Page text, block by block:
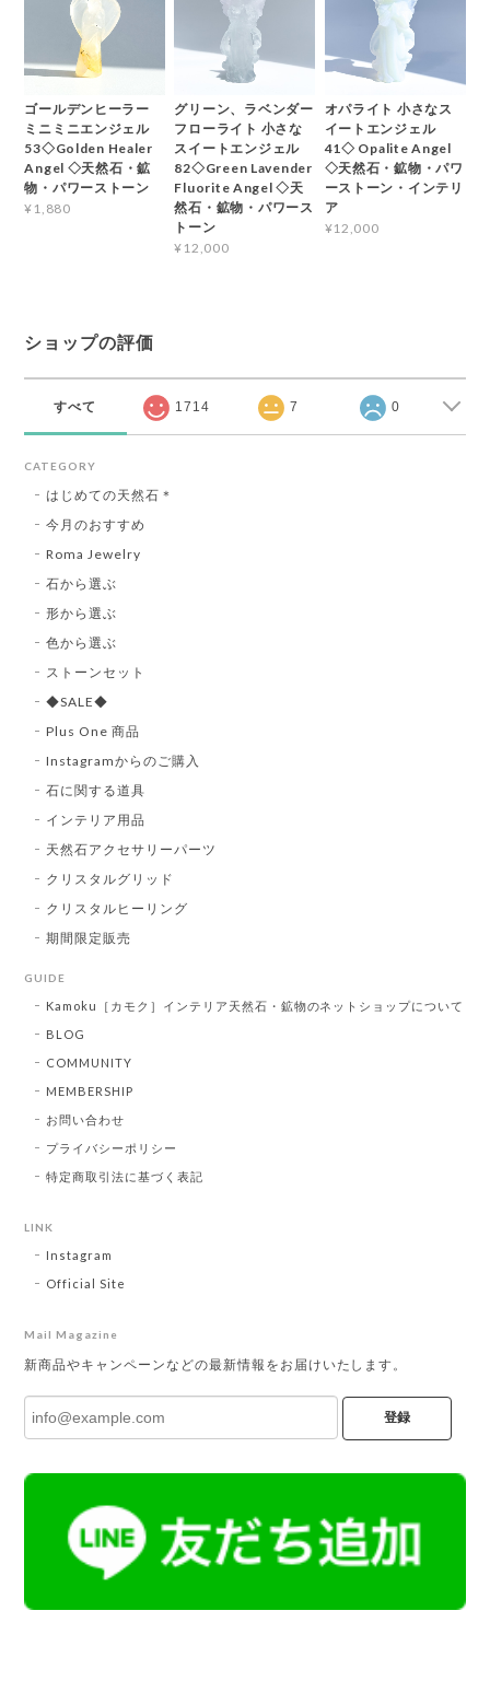
ゴールデンヒーラー
ミニミニエンジェル
53◇Golden Healer
Angel ◇天然石・鉱
物・パワーストーン
¥1,880
グリーン、ラベンダー
フローライト 小さな
スイートエンジェル
82◇Green Lavender
Fluorite Angel ◇天
然石・鉱物・パワース
トーン
¥12,000
オパライト 小さなス
イートエンジェル
41◇ Opalite Angel
◇天然石・鉱物・パワ
ーストーン・インテリ
ア
¥12,000
ショップの評価
すべて 1714 7 0
CATEGORY
はじめての天然石＊
今月のおすすめ
Roma Jewelry
石から選ぶ
形から選ぶ
色から選ぶ
ストーンセット
◆SALE◆
Plus One 商品
Instagramからのご購入
石に関する道具
インテリア用品
天然石アクセサリーパーツ
クリスタルグリッド
クリスタルヒーリング
期間限定販売
GUIDE
Kamoku［カモク］インテリア天然石・鉱物のネットショップについて
BLOG
COMMUNITY
MEMBERSHIP
お問い合わせ
プライバシーポリシー
特定商取引法に基づく表記
LINK
Instagram
Official Site
Mail Magazine
新商品やキャンペーンなどの最新情報をお届けいたします。
登録